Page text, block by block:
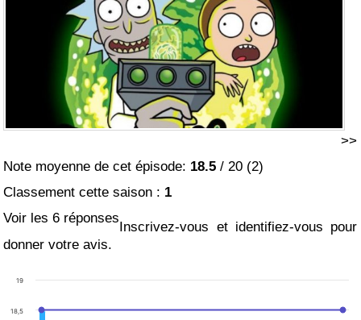
>>
Note moyenne de cet épisode: 18.5 / 20 (2)
Classement cette saison : 1
Voir les 6 réponses
Inscrivez-vous et identifiez-vous pour
donner votre avis.
18,5
19